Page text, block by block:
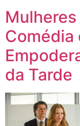
Comédia
da Tarde